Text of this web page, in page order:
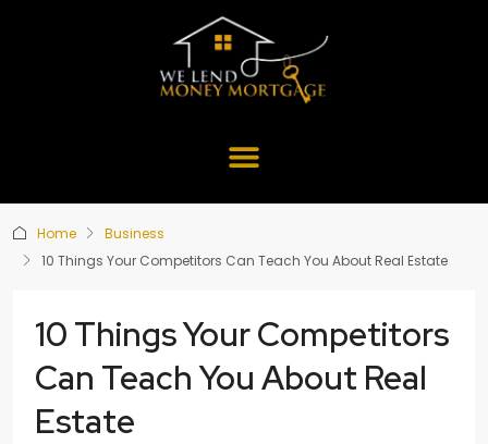
Home
Business
10 Things Your Competitors Can Teach You About Real Estate
10 Things Your Competitors
Can Teach You About Real
Estate